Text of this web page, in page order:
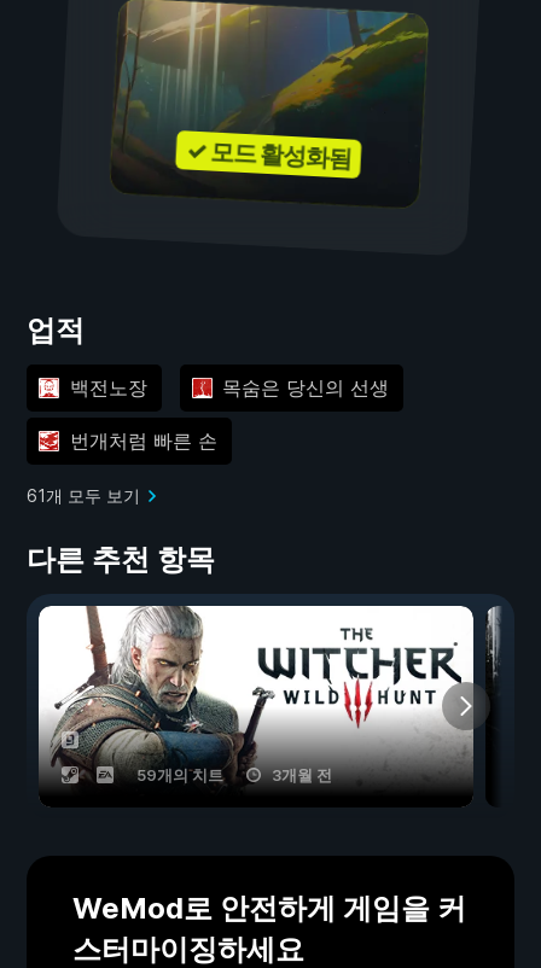
✓ 모드 활성화됨
업적
백전노장 목숨은 당신의 선생
번개처럼 빠른 손
61개 모두 보기
다른 추천 항목
59개의 치트 3개월 전
WeMod로 안전하게 게임을 커
스터마이징하세요